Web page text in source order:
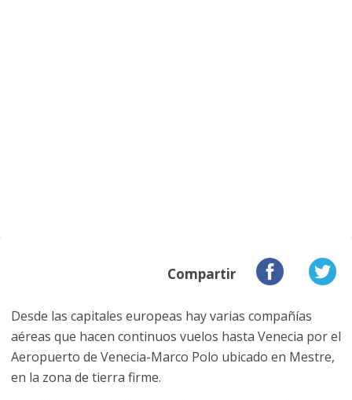
Compartir
Desde las capitales europeas hay varias compañías
aéreas que hacen continuos vuelos hasta Venecia por el
Aeropuerto de Venecia-Marco Polo ubicado en Mestre,
en la zona de tierra firme.